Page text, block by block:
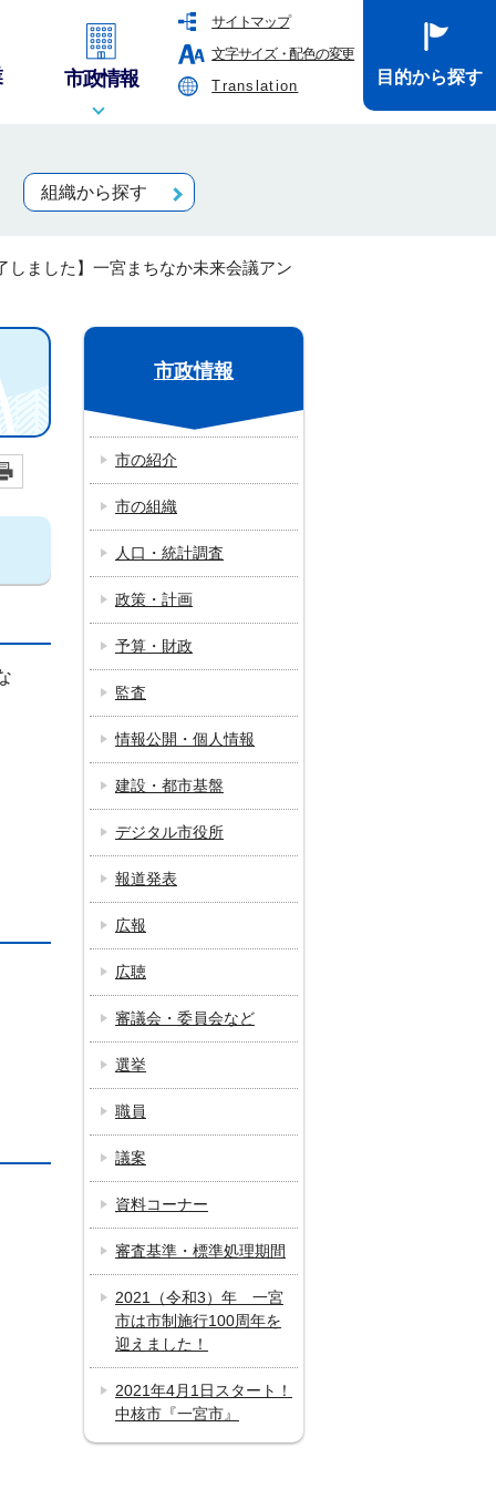
サイトマップ
文字サイズ・配色の変更
Translation
市政情報 目的から探す
組織から探す
しました】一宮まちなか未来会議アン
市政情報
市の紹介
市の組織
人口・統計調査
政策・計画
予算・財政
監査
情報公開・個人情報
建設・都市基盤
デジタル市役所
報道発表
広報
広聴
審議会・委員会など
選挙
職員
議案
資料コーナー
審査基準・標準処理期間
2021（令和3）年 一宮
市は市制施行100周年を
迎えました！
2021年4月1日スタート！
中核市『一宮市』